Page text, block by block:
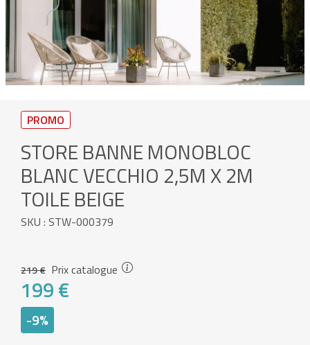
PROMO
STORE BANNE MONOBLOC
BLANC VECCHIO 2,5M X 2M
TOILE BEIGE
SKU : STW-000379
219 € Prix catalogue
199 €
-9%